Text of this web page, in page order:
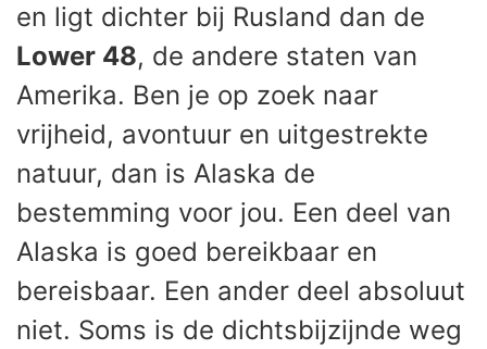
en ligt dichter bij Rusland dan de
Lower 48, de andere staten van
Amerika. Ben je op zoek naar
vrijheid, avontuur en uitgestrekte
natuur, dan is Alaska de
bestemming voor jou. Een deel van
Alaska is goed bereikbaar en
bereisbaar. Een ander deel absoluut
niet. Soms is de dichtsbijzijnde weg